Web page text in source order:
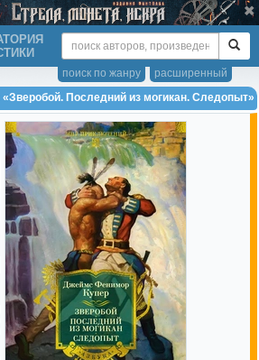
расширенный
поиск по жанру
Последний из могикан. Следопыт»